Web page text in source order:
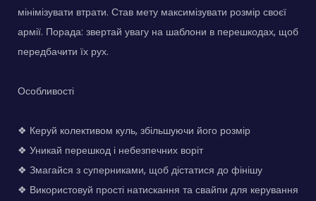
мінімізувати втрати. Став мету максимізувати розмір своєї
армії. Порада: звертай увагу на шаблони в перешкодах, щоб
передбачити їх рух.
Особливості
❖ Керуй колективом куль, збільшуючи його розмір
❖ Уникай перешкод і небезпечних воріт
❖ Змагайся з суперниками, щоб дістатися до фінішу
❖ Використовуй прості натискання та свайпи для керування